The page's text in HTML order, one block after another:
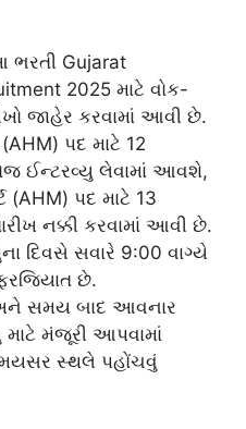
ભરતી Gujarat
2025 માટે વોક-
જાહેર કરવામાં આવી છે.
પદ માટે 12
ઈન્ટરવ્યુ લેવામાં આવશે,
પદ માટે 13
નક્કી કરવામાં આવી છે.
દિવસે સવારે 9:00 વાગ્યે
છે.
અને સમય બાદ આવનાર
માટે મંજૂરી આપવામાં
સ્થલે પહોંચવું